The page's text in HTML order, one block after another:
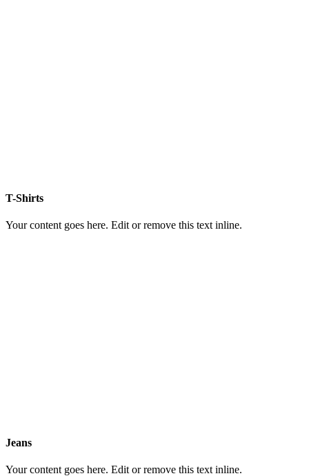
T-Shirts
Your content goes here. Edit or remove this text inline.
Jeans
Your content goes here. Edit or remove this text inline.